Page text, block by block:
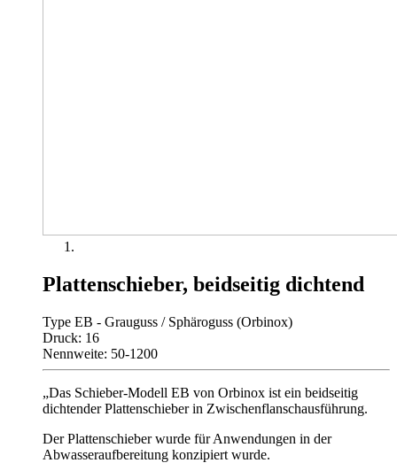
Plattenschieber, beidseitig dichtend
Type EB - Grauguss / Sphäroguss (Orbinox)
Druck: 16
Nennweite: 50-1200
„Das Schieber-Modell EB von Orbinox ist ein beidseitig
dichtender Plattenschieber in Zwischenflanschausführung.
Der Plattenschieber wurde für Anwendungen in der
Abwasseraufbereitung konzipiert wurde.